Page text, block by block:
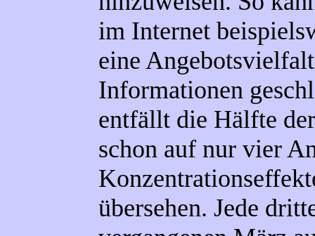
im Internet
eine
Informationen
entfällt die Hälfte
schon auf nur vier
übersehen. Jede